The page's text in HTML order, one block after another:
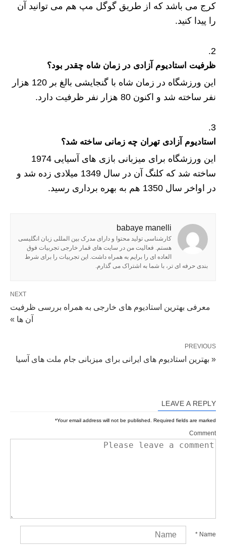
کرج می باشد که از طریق گوگل مپ هم می توانید آن
را پیدا کنید.
ظرفیت استادیوم آزادی در زمان شاه چقدر بود؟
این ورزشگاه در زمان شاه با گنجایشی بالغ بر 120 هزار
نفر ساخته شد و اکنون 80 هزار نفر ظرفیت دارد.
استادیوم آزادی تهران چه زمانی ساخته شد؟
این ورزشگاه برای میزبانی بازی های آسیایی 1974
ساخته شد که کلنگ آن در سال 1349 میلادی زده شد و
در اواخر سال 1350 هم به بهره برداری رسید.
babaye manelli
کارشناسی تولید محتوا و دارای مدرک بین المللی زبان انگلیسی
هستم. فعالیت من در سایت های قمار خارجی تجربیات فوق
العاده ای را برایم به همراه داشت. این تجربیات را برای شرط
بندی حرفه ای تر، با شما به اشتراک می گذارم.
NEXT
معرفی بهترین استادیوم های خارجی به همراه بررسی ظرفیت
آن ها »
PREVIOUS
« بهترین استادیوم های ایرانی برای میزبانی جام ملت های آسیا
LEAVE A REPLY
Your email address will not be published. Required fields are marked
*
Comment
Name
*